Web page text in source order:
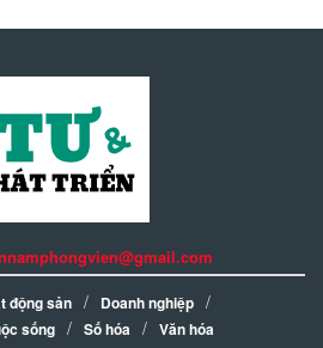
động sản
Doanh nghiệp
sống Số hóa Văn hóa